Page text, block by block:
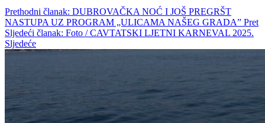
Prethodni članak: DUBROVAČKA NOĆ I JOŠ PREGRŠT
NASTUPA UZ PROGRAM „ULICAMA NAŠEG GRADA” Pret
Sljedeći članak: Foto / CAVTATSKI LJETNI KARNEVAL 2025.
Sljedeće